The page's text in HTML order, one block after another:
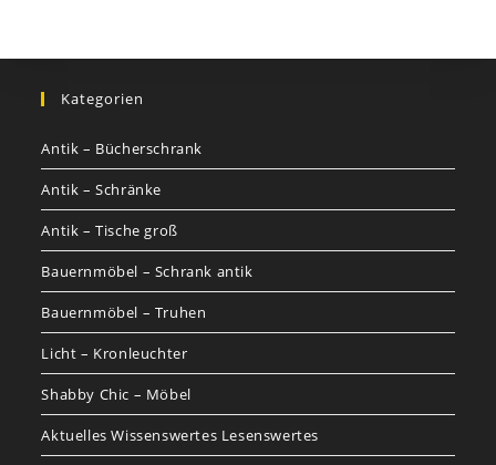
Kategorien
Antik – Bücherschrank
Antik – Schränke
Antik – Tische groß
Bauernmöbel – Schrank antik
Bauernmöbel – Truhen
Licht – Kronleuchter
Shabby Chic – Möbel
Aktuelles Wissenswertes Lesenswertes